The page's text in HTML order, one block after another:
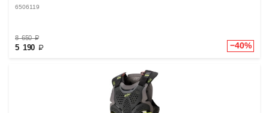
6506119
8 650₽
5 190 ₽ −40%